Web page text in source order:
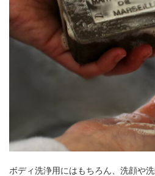
ボディ洗浄用にはもちろん、洗顔や